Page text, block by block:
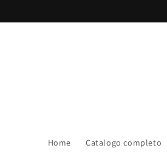
Home Catalogo completo